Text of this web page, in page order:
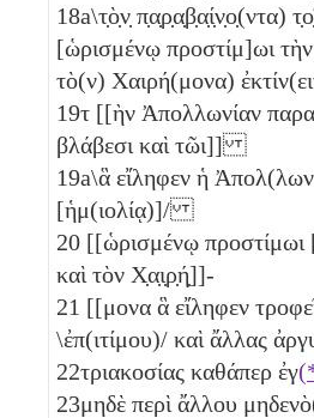
18a\τ̣ὸ̣ν̣ π̣α̣ρ̣α̣β̣α̣ί̣ν̣ο̣(ντα)
[ὡρισμένῳ προστίμ]ωι
τὸ(ν) Χαιρή(μονα)
19τ [[ὴν Ἀπολλωνίαν
βλάβεσι καὶ τῶι]]
19a\ἃ εἴληφεν ἡ
[ἡμ(ιολίᾳ)]/
20 [[ὡρισμένῳ προστίμωι
καὶ τὸν Χ̣α̣ι̣ρ̣ή̣]]-
21 [[μονα ἃ εἴληφεν
\ἐπ(ιτίμου)/ καὶ ἄλλας
22τριακοσίας καθάπερ ἐγ
23μηδὲ περὶ ἄλλου